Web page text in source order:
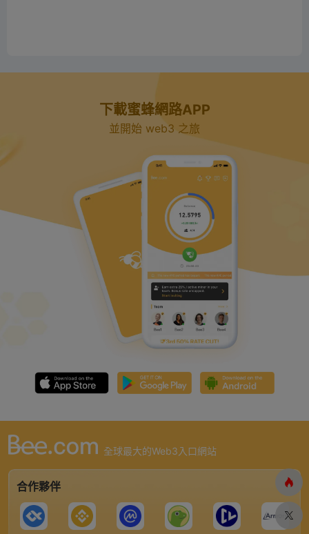
下載蜜蜂網路APP
並開始 web3 之旅
全球最大的Web3入口網站
合作夥伴